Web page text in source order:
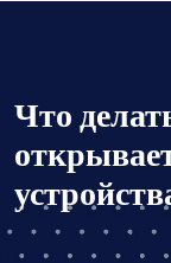
Что